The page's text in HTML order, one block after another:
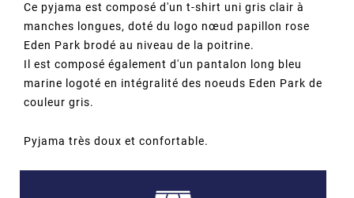
Ce pyjama est composé d'un t-shirt uni gris clair à
manches longues, doté du logo nœud papillon rose
Eden Park brodé au niveau de la poitrine.
Il est composé également d'un pantalon long bleu
marine logoté en intégralité des noeuds Eden Park de
couleur gris.
Pyjama très doux et confortable.